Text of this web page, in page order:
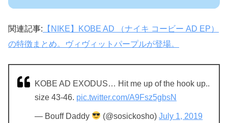
関連記事: 【NIKE】KOBE AD （ナイキ コービー AD EP）
の特徴まとめ。ヴィヴィットパープルが登場。
KOBE AD EXODUS… Hit me up of the hook up..
size 43-46. pic.twitter.com/A9Fsz5gbsN
— Bouff Daddy (@sosickosho)July 1, 2019